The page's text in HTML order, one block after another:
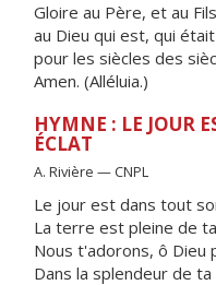
Gloire au Père, et au
au Dieu qui est, qui
pour les siècles des
Amen. (Alléluia.)
HYMNE : LE JOUR
ÉCLAT
A. Rivière — CNPL
Le jour est dans tout
La terre est pleine de
Nous t'adorons, ô Dieu
Dans la splendeur de ta